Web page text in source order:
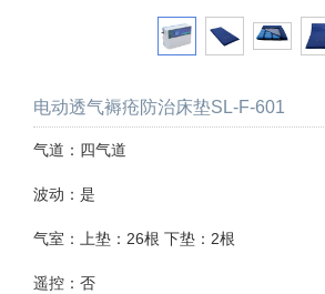
电动透气褥疮防治床垫SL-F-601
气道：四气道
波动：是
气室：上垫：26根 下垫：2根
遥控：否